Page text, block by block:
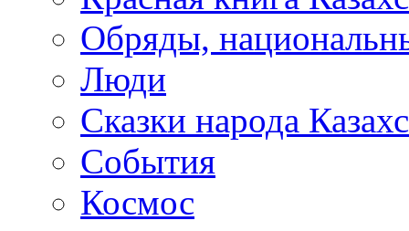
Обряды,
Люди
Сказки народа
События
Космос